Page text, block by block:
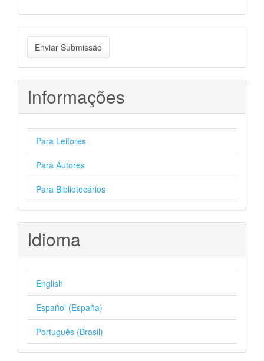
Enviar
Submissão
Enviar Submissão
Informações
Para Leitores
Para Autores
Para Bibliotecários
Idioma
English
Español (España)
Português (Brasil)